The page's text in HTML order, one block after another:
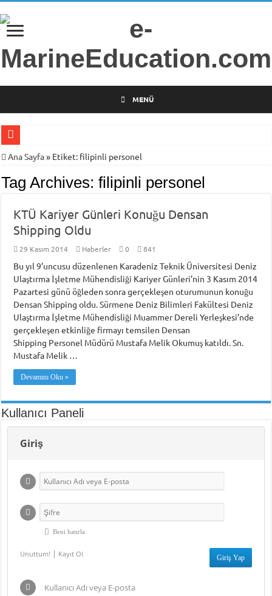
MENÜ
Gemi Radarları Üzerine Bilimsel Araştırma
Piri Reis Üniversitesi’nden Arsa Satışı
İTÜ Mesleki ve Teknik Anadolu Lisesi Öğrencilerini Geleceğin
DARGEB-Denizci Gönüllülerden Gemi İnsanlarına Mesaj Var!
MINE-EMI Projesi ile Ortak Yüksek Lisans Programı Geliştirme Çalışmaları
Armona Denizcilik İşletme Müdürü Kapt. Semih Falay Vefat Etti
Piri Reis Üniversitesi’nin Karadeniz Ülkeleri için “Ortak Yüksek Lisans
DARGEB’ten, Deniz’den Fotoğraf Sergisi
DARGEB Denizci Gönüllüler’den Preveze Deniz Zaferi Videosu
Ana Sayfa» Etiket: filipinli personel
Tag Archives:filipinli personel
KTÜ Kariyer Günleri Konuğu Densan
Shipping Oldu
29 Kasım 2014 Haberler 0 841
Bu yıl 9’uncusu düzenlenen Karadeniz Teknik Üniversitesi Deniz
Ulaştırma İşletme Mühendisliği Kariyer Günleri’nin 3 Kasım 2014
Pazartesi günü öğleden sonra gerçekleşen oturumunun konuğu
Densan Shipping oldu. Sürmene Deniz Bilimleri Fakültesi Deniz
Ulaştırma İşletme Mühendisliği Muammer Dereli Yerleşkesi’nde
gerçekleşen etkinliğe firmayı temsilen Densan
Shipping Personel Müdürü Mustafa Melik Okumuş katıldı. Sn.
Mustafa Melik …
Devamını Oku »
Kullanıcı Paneli
Giriş
Beni hatırla
Unuttum! | Kayıt Ol
Kullanıcı Adı veya E-posta